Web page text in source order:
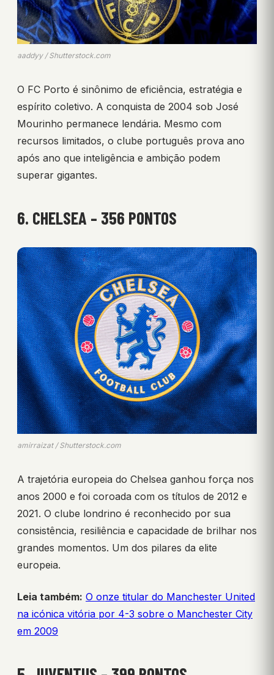
aaddyy / Shutterstock.com
O FC Porto é sinônimo de eficiência, estratégia e
espírito coletivo. A conquista de 2004 sob José
Mourinho permanece lendária. Mesmo com
recursos limitados, o clube português prova ano
após ano que inteligência e ambição podem
superar gigantes.
6. CHELSEA – 356 PONTOS
amirraizat / Shutterstock.com
A trajetória europeia do Chelsea ganhou força nos
anos 2000 e foi coroada com os títulos de 2012 e
2021. O clube londrino é reconhecido por sua
consistência, resiliência e capacidade de brilhar nos
grandes momentos. Um dos pilares da elite
europeia.
Leia também: O onze titular do Manchester United
na icónica vitória por 4-3 sobre o Manchester City
em 2009